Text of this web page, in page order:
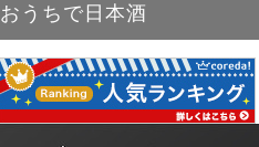
おうちで日本酒